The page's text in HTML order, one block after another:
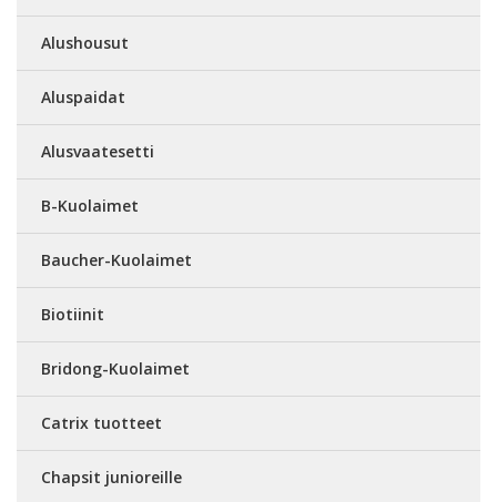
Alushousut
Aluspaidat
Alusvaatesetti
B-Kuolaimet
Baucher-Kuolaimet
Biotiinit
Bridong-Kuolaimet
Catrix tuotteet
Chapsit junioreille